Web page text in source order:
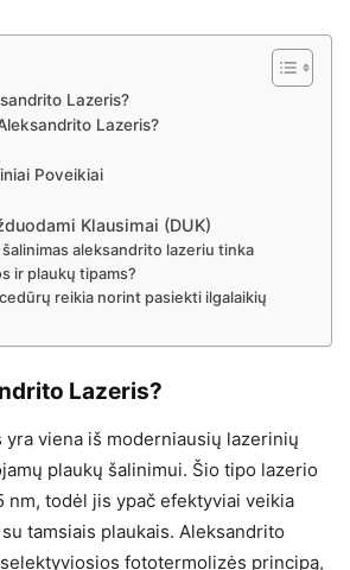
Lazeris?
Lazeris?
Poveikiai
Klausimai (DUK)
šalinimas aleksandrito lazeriu tinka
ir plaukų tipams?
reikia norint pasiekti ilgalaikių
Lazeris?
viena iš moderniausių lazerinių
plaukų šalinimui. Šio tipo lazerio
nm, todėl jis ypač efektyviai veikia
tamsiais plaukais. Aleksandrito
fototermolizės principą,